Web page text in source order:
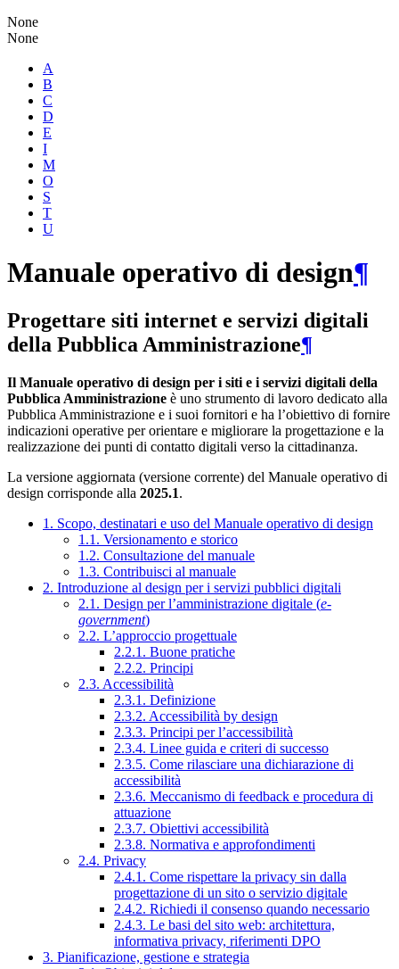
None
None
A
B
C
D
E
I
M
O
S
T
U
Manuale operativo di design¶
Progettare siti internet e servizi digitali
della Pubblica Amministrazione¶
Il Manuale operativo di design per i siti e i servizi digitali della
Pubblica Amministrazione è uno strumento di lavoro dedicato alla
Pubblica Amministrazione e i suoi fornitori e ha l’obiettivo di fornire
indicazioni operative per orientare e migliorare la progettazione e la
realizzazione dei punti di contatto digitali verso la cittadinanza.
La versione aggiornata (versione corrente) del Manuale operativo di
design corrisponde alla 2025.1.
1. Scopo, destinatari e uso del Manuale operativo di design
1.1. Versionamento e storico
1.2. Consultazione del manuale
1.3. Contribuisci al manuale
2. Introduzione al design per i servizi pubblici digitali
2.1. Design per l’amministrazione digitale (e-
government)
2.2. L’approccio progettuale
2.2.1. Buone pratiche
2.2.2. Principi
2.3. Accessibilità
2.3.1. Definizione
2.3.2. Accessibilità by design
2.3.3. Principi per l’accessibilità
2.3.4. Linee guida e criteri di successo
2.3.5. Come rilasciare una dichiarazione di
accessibilità
2.3.6. Meccanismo di feedback e procedura di
attuazione
2.3.7. Obiettivi accessibilità
2.3.8. Normativa e approfondimenti
2.4. Privacy
2.4.1. Come rispettare la privacy sin dalla
progettazione di un sito o servizio digitale
2.4.2. Richiedi il consenso quando necessario
2.4.3. Le basi del sito web: architettura,
informativa privacy, riferimenti DPO
3. Pianificazione, gestione e strategia